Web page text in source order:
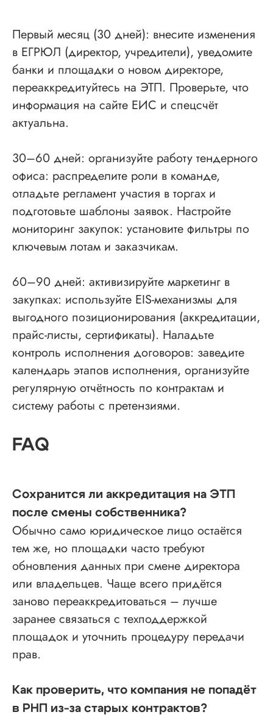
Первый месяц (30 дней): внесите изменения
в ЕГРЮЛ (директор, учредители), уведомите
банки и площадки о новом директоре,
переаккредитуйтесь на ЭТП. Проверьте, что
информация на сайте ЕИС и спецсчёт
актуальна.
30–60 дней: организуйте работу тендерного
офиса: распределите роли в команде,
отладьте регламент участия в торгах и
подготовьте шаблоны заявок. Настройте
мониторинг закупок: установите фильтры по
ключевым лотам и заказчикам.
60–90 дней: активизируйте маркетинг в
закупках: используйте EIS-механизмы для
выгодного позиционирования (аккредитации,
прайс-листы, сертификаты). Наладьте
контроль исполнения договоров: заведите
календарь этапов исполнения, организуйте
регулярную отчётность по контрактам и
систему работы с претензиями.
FAQ
Сохранится ли аккредитация на ЭТП
после смены собственника?
Обычно само юридическое лицо остаётся
тем же, но площадки часто требуют
обновления данных при смене директора
или владельцев. Чаще всего придётся
заново переаккредитоваться – лучше
заранее связаться с техподдержкой
площадок и уточнить процедуру передачи
прав.
Как проверить, что компания не попадёт
в РНП из-за старых контрактов?
Получить бесплатную консультацию
© 2013-2026 Все права защищены
ИНН 110502949715 ОГРНИП 319470400025151
Политика конфиденциальности
Согласие на рекламную рассылку